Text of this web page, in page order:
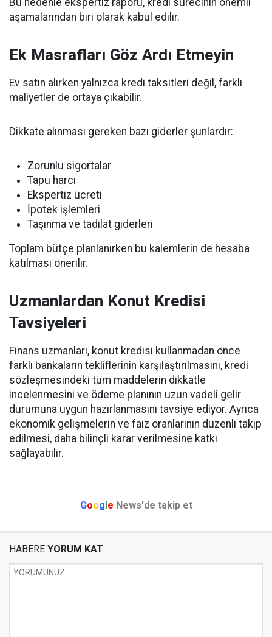
Bu nedenle ekspertiz raporu, kredi sürecinin önemli
aşamalarından biri olarak kabul edilir.
Ek Masrafları Göz Ardı Etmeyin
Ev satın alırken yalnızca kredi taksitleri değil, farklı
maliyetler de ortaya çıkabilir.
Dikkate alınması gereken bazı giderler şunlardır:
Zorunlu sigortalar
Tapu harcı
Ekspertiz ücreti
İpotek işlemleri
Taşınma ve tadilat giderleri
Toplam bütçe planlanırken bu kalemlerin de hesaba
katılması önerilir.
Uzmanlardan Konut Kredisi
Tavsiyeleri
Finans uzmanları, konut kredisi kullanmadan önce
farklı bankaların tekliflerinin karşılaştırılmasını, kredi
sözleşmesindeki tüm maddelerin dikkatle
incelenmesini ve ödeme planının uzun vadeli gelir
durumuna uygun hazırlanmasını tavsiye ediyor. Ayrıca
ekonomik gelişmelerin ve faiz oranlarının düzenli takip
edilmesi, daha bilinçli karar verilmesine katkı
sağlayabilir.
Google News'de takip et
HABERE YORUM KAT